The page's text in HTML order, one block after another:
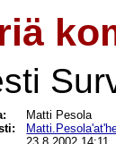
Matti Pesola